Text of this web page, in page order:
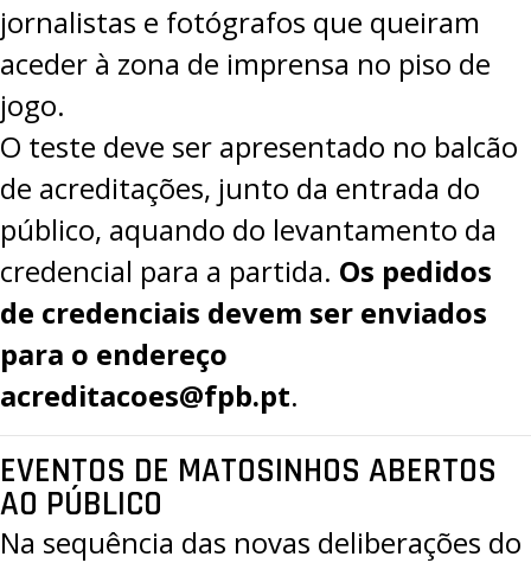
jornalistas e fotógrafos que queiram
aceder à zona de imprensa no piso de
jogo.
O teste deve ser apresentado no balcão
de acreditações, junto da entrada do
público, aquando do levantamento da
credencial para a partida. Os pedidos
de credenciais devem ser enviados
para o endereço
acreditacoes@fpb.pt.
EVENTOS DE MATOSINHOS ABERTOS
AO PÚBLICO
Na sequência das novas deliberações do